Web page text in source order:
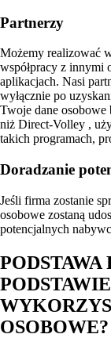
Partnerzy
Możemy realizować
współpracy z innymi
aplikacjach. Nasi
wyłącznie po
Twoje dane osobowe
niż Direct-Volley ,
takich programach,
Doradzanie
Jeśli firma zostanie
osobowe zostaną
potencjalnych
OSOBOWE?